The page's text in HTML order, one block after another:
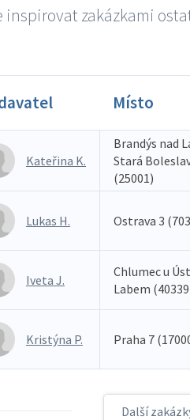
inspirovat zakázkami
Místo
Kateřina K.
Brandýs nad
Stará
(25001)
Lukas H. Ostrava 3
Iveta J.
Chlumec u
Labem
Kristýna P. Praha 7
Další